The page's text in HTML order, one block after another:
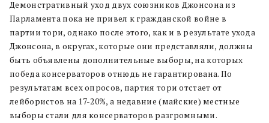
Демонстративный уход двух союзников Джонсона из
Парламента пока не привел к гражданской войне в
партии тори, однако после этого, как и в результате ухода
Джонсона, в округах, которые они представляли, должны
быть объявлены дополнительные выборы, на которых
победа консерваторов отнюдь не гарантирована. По
результатам всех опросов, партия тори отстает от
лейбористов на 17-20%, а недавние (майские) местные
выборы стали для консерваторов разгромными.